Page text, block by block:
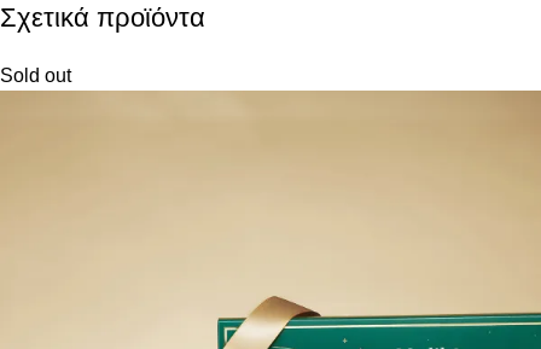
Σχετικά προϊόντα
Sold out